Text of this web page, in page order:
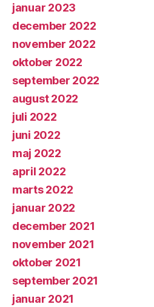
januar 2023
december 2022
november 2022
oktober 2022
september 2022
august 2022
juli 2022
juni 2022
maj 2022
april 2022
marts 2022
januar 2022
december 2021
november 2021
oktober 2021
september 2021
januar 2021